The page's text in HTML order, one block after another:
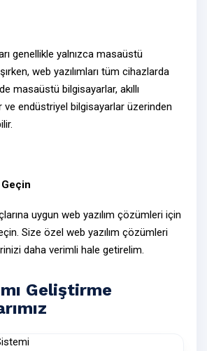
genellikle yalnızca masaüstü
web yazılımları tüm cihazlarda
masaüstü bilgisayarlar, akıllı
endüstriyel bilgisayarlar üzerinden
uygun web yazılım çözümleri için
. Size özel web yazılım çözümleri
daha verimli hale getirelim.
Geliştirme